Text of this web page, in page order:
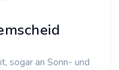
sogar an Sonn- und